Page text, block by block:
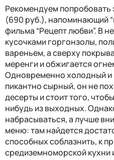
Рекомендуем попробовать
(690 руб.), напоминающий
фильма “Рецепт любви”. В
кусочками горгонзолы,
вареньем, а сверху
меренги и обжигается
Одновременно холодный и
пикантно сырный, он не
десерты и стоит того,
нибудь из выходных.
набрасываться, а лучше
меню: там найдется
способных соблазнить, к
средиземноморской кухни